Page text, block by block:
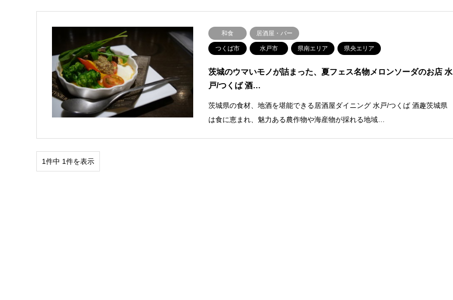
和食 居酒屋・バー
つくば市 水戸市 県南エリア 県央エリア
茨城のウマいモノが詰まった、夏フェス名物メロンソーダのお店 水
戸/つくば 酒…
茨城県の食材、地酒を堪能できる居酒屋ダイニング 水戸/つくば 酒趣茨城県
は食に恵まれ、魅力ある農作物や海産物が採れる地域…
1件中 1件を表示